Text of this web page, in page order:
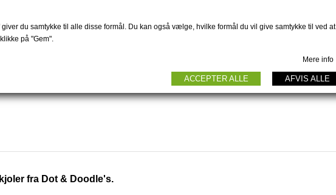
129 DKK
fra Dot & Doodle's.
du samtykke til alle disse formål. Du kan også vælge, hvilke formål du vil give samtykke til ved at
på "Gem".
Mere info
ACCEPTER ALLE AFVIS ALLE